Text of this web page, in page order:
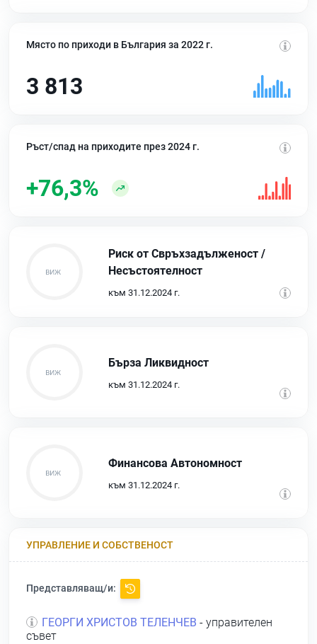
Място по приходи в България за 2022 г.
3 813
Ръст/спад на приходите през 2024 г.
+76,3%
Риск от Свръхзадълженост /
Несъстоятелност
към 31.12.2024 г.
Бърза Ликвидност
към 31.12.2024 г.
Финансова Автономност
към 31.12.2024 г.
УПРАВЛЕНИЕ И СОБСТВЕНОСТ
Представляващ/и:
ГЕОРГИ ХРИСТОВ ТЕЛЕНЧЕВ - управителен
съвет